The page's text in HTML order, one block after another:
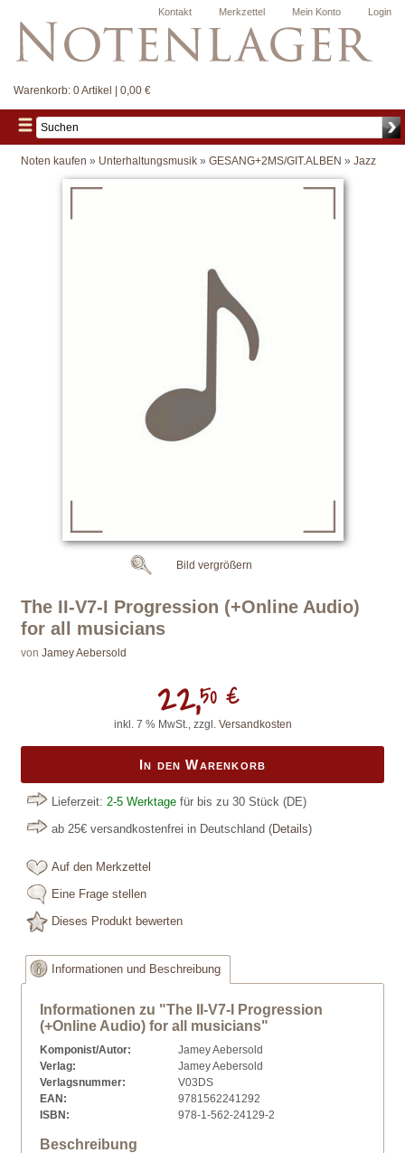
Login
Mein Konto
Merkzettel
Kontakt
Warenkorb: 0 Artikel | 0,00 €
Noten kaufen » Unterhaltungsmusik » GESANG+2MS/GIT.ALBEN » Jazz
The II-V7-I Progression (+Online Audio)
for all musicians
von Jamey Aebersold
22,50 €
inkl. 7 % MwSt., zzgl. Versandkosten
In den Warenkorb
Lieferzeit: 2-5 Werktage für bis zu 30 Stück (DE)
ab 25€ versandkostenfrei in Deutschland (Details)
Auf den Merkzettel
Eine Frage stellen
Dieses Produkt bewerten
Bild vergrößern
Informationen und Beschreibung
Informationen zu "The II-V7-I Progression
(+Online Audio) for all musicians"
Komponist/Autor:
Jamey Aebersold
Verlag:
Jamey Aebersold
Verlagsnummer:
V03DS
EAN:
9781562241292
ISBN:
978-1-562-24129-2
Beschreibung